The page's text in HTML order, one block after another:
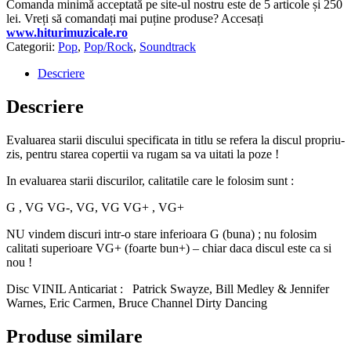
Comanda minimă acceptată pe site-ul nostru este de 5 articole și 250
lei. Vreți să comandați mai puține produse? Accesați
www.hiturimuzicale.ro
Categorii: Pop, Pop/Rock, Soundtrack
Descriere
Descriere
Evaluarea starii discului specificata in titlu se refera la discul propriu-
zis, pentru starea copertii va rugam sa va uitati la poze !
In evaluarea starii discurilor, calitatile care le folosim sunt :
G , VG VG-, VG, VG VG+ , VG+
NU vindem discuri intr-o stare inferioara G (buna) ; nu folosim
calitati superioare VG+ (foarte bun+) – chiar daca discul este ca si
nou !
Disc VINIL Anticariat : Patrick Swayze, Bill Medley & Jennifer
Warnes, Eric Carmen, Bruce Channel Dirty Dancing
Produse similare